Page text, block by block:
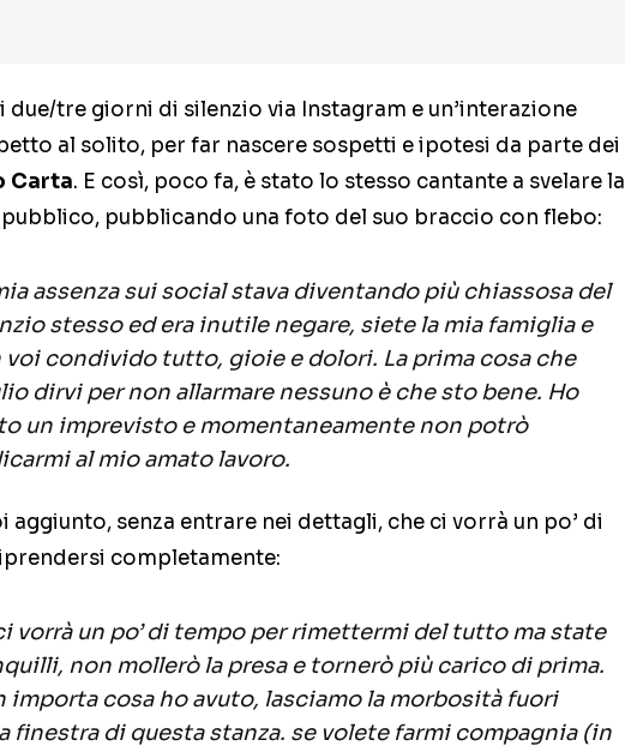
due/tre giorni di silenzio via Instagram e un’interazione
al solito, per far nascere sospetti e ipotesi da parte dei
Carta. E così, poco fa, è stato lo stesso cantante a svelare la
pubblicando una foto del suo braccio con flebo:
assenza sui social stava diventando più chiassosa del
stesso ed era inutile negare, siete la mia famiglia e
voi condivido tutto, gioie e dolori. La prima cosa che
dirvi per non allarmare nessuno è che sto bene. Ho
un imprevisto e momentaneamente non potrò
al mio amato lavoro.
aggiunto, senza entrare nei dettagli, che ci vorrà un po’ di
completamente:
vorrà un po’ di tempo per rimettermi del tutto ma state
non mollerò la presa e tornerò più carico di prima.
importa cosa ho avuto, lasciamo la morbosità fuori
finestra di questa stanza. se volete farmi compagnia (in